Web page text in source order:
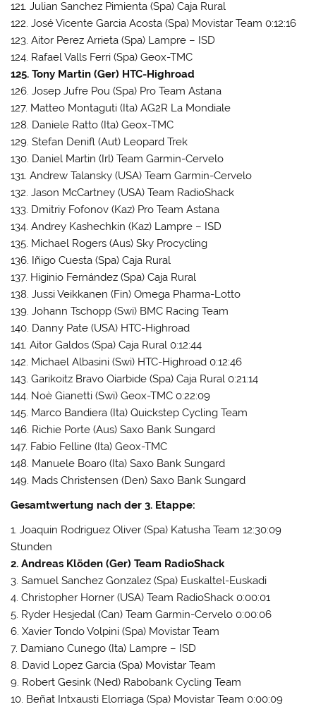
121. Julian Sanchez Pimienta (Spa) Caja Rural
122. José Vicente Garcia Acosta (Spa) Movistar Team 0:12:16
123. Aitor Perez Arrieta (Spa) Lampre – ISD
124. Rafael Valls Ferri (Spa) Geox-TMC
125. Tony Martin (Ger) HTC-Highroad
126. Josep Jufre Pou (Spa) Pro Team Astana
127. Matteo Montaguti (Ita) AG2R La Mondiale
128. Daniele Ratto (Ita) Geox-TMC
129. Stefan Denifl (Aut) Leopard Trek
130. Daniel Martin (Irl) Team Garmin-Cervelo
131. Andrew Talansky (USA) Team Garmin-Cervelo
132. Jason McCartney (USA) Team RadioShack
133. Dmitriy Fofonov (Kaz) Pro Team Astana
134. Andrey Kashechkin (Kaz) Lampre – ISD
135. Michael Rogers (Aus) Sky Procycling
136. Iñigo Cuesta (Spa) Caja Rural
137. Higinio Fernández (Spa) Caja Rural
138. Jussi Veikkanen (Fin) Omega Pharma-Lotto
139. Johann Tschopp (Swi) BMC Racing Team
140. Danny Pate (USA) HTC-Highroad
141. Aitor Galdos (Spa) Caja Rural 0:12:44
142. Michael Albasini (Swi) HTC-Highroad 0:12:46
143. Garikoitz Bravo Oiarbide (Spa) Caja Rural 0:21:14
144. Noè Gianetti (Swi) Geox-TMC 0:22:09
145. Marco Bandiera (Ita) Quickstep Cycling Team
146. Richie Porte (Aus) Saxo Bank Sungard
147. Fabio Felline (Ita) Geox-TMC
148. Manuele Boaro (Ita) Saxo Bank Sungard
149. Mads Christensen (Den) Saxo Bank Sungard
Gesamtwertung nach der 3. Etappe:
1. Joaquin Rodriguez Oliver (Spa) Katusha Team 12:30:09
Stunden
2. Andreas Klöden (Ger) Team RadioShack
3. Samuel Sanchez Gonzalez (Spa) Euskaltel-Euskadi
4. Christopher Horner (USA) Team RadioShack 0:00:01
5. Ryder Hesjedal (Can) Team Garmin-Cervelo 0:00:06
6. Xavier Tondo Volpini (Spa) Movistar Team
7. Damiano Cunego (Ita) Lampre – ISD
8. David Lopez Garcia (Spa) Movistar Team
9. Robert Gesink (Ned) Rabobank Cycling Team
10. Beñat Intxausti Elorriaga (Spa) Movistar Team 0:00:09